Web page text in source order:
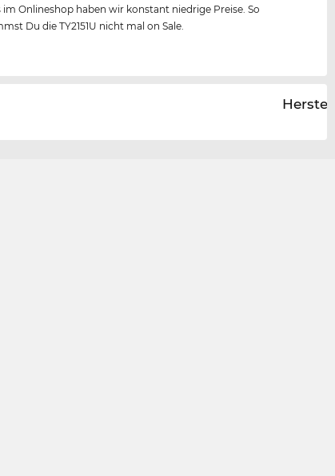
im Onlineshop haben wir konstant niedrige Preise. So
Du die TY2151U nicht mal on Sale.